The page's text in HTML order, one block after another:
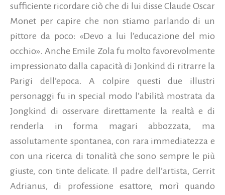
sufficiente ricordare ciò che di lui disse Claude Oscar
Monet per capire che non stiamo parlando di un
pittore da poco: «Devo a lui l’educazione del mio
occhio». Anche Emile Zola fu molto favorevolmente
impressionato dalla capacità di Jonkind di ritrarre la
Parigi dell’epoca. A colpire questi due illustri
personaggi fu in special modo l’abilità mostrata da
Jongkind di osservare direttamente la realtà e di
renderla in forma magari abbozzata, ma
assolutamente spontanea, con rara immediatezza e
con una ricerca di tonalità che sono sempre le più
giuste, con tinte delicate. Il padre dell’artista, Gerrit
Adrianus, di professione esattore, morì quando